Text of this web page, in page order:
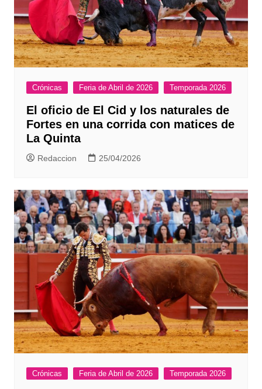
Crónicas Feria de Abril de 2026 Temporada 2026
El oficio de El Cid y los naturales de
Fortes en una corrida con matices de
La Quinta
Redaccion 25/04/2026
Crónicas Feria de Abril de 2026 Temporada 2026